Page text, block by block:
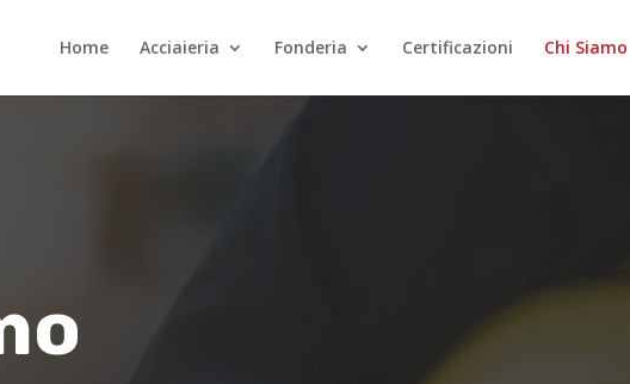
Home Acciaieria Fonderia Certificazioni Chi Siamo